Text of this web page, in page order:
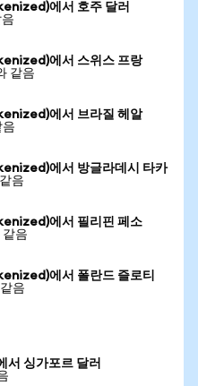
에서 호주 달러
에서 스위스 프랑
같음
에서 브라질 헤알
음
에서 방글라데시 타카
음
에서 필리핀 페소
같음
에서 폴란드 즐로티
음
싱가포르 달러